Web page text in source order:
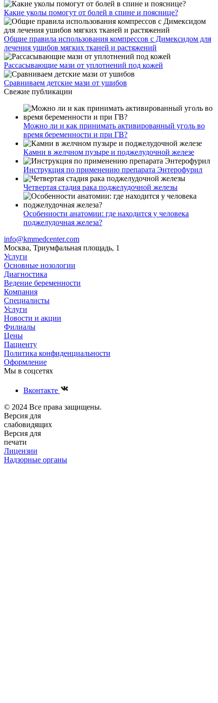
Какие уколы помогут от болей в спине и пояснице?
Общие правила использования компрессов с Димексидом для
лечения ушибов мягких тканей и растяжений
Рассасывающие мази от уплотнений под кожей
Сравниваем детские мази от ушибов
Свежие публикации
Можно ли и как принимать активированный уголь во
время беременности и при ГВ?
Камни в желчном пузыре и поджелудочной железе
Инструкция по применению препарата Энтерофурил
Четвертая стадия рака поджелудочной железы
Особенности анатомии: где находится у человека
поджелудочная железа?
info@kmmedcenter.com
Москва, Триумфальная площадь, 1
Услуги
Основные нозологии
Диагностика
Ведение беременности
Компания
Специалисты
Услуги
Новости и акции
Филиалы
Цены
Пациенту
Политика конфиденциальности
Оформление
Мы в соцсетях
Вконтакте
© 2024 Все права защищены.
Версия для
слабовидящих
Версия для
печати
Лицензии
Надзорные органы